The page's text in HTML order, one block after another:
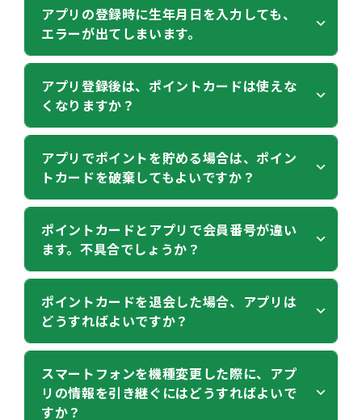
きず、大変申し訳ございませんがアプリの情報を引
き継ぐことができません。
お手数ですが、アプリに登録しているポイントカー
ドをご持参のうえ、お近くのザグザグ店舗へご来店
ください。アプリの再登録をさせていただきます。
要となります。
※貯めていただいたポイントを移行し、無料でポイ
ントカードを再発行いたします。ポイントカード再
発行後、再度アプリをインストールしていただき、
アプリの再登録を行ってください。
※お持ちのスマートフォンとポイントカードがあれ
ば、店頭レジにてアプリ登録を承ります。
※ポイントカードを破棄、紛失しているお客様は
アプリに登録しているポイントカードが手元にあり
ません。をご確認ください。
OSの確認方法
・iPhone
ホーム画面の［設定］→［一般］→［情報］を開
き、［バージョン］に表示されている数字をご確認
ください。
・Android
［設定］→［端末情報］を開き、［Androidバージ
ョン］に表示されている数字をご確認ください。
現在お使いいただいているポイントカードをアプリ
へ登録してください。
登録が完了するとアプリのホーム画面にバーコード
が表示され、ポイントカードとしてご使用いただけ
ます。
アプリへのポイントカード登録は、店頭のレジにて
承ります。
アプリに登録したいポイントカードをお持ちいただ
き、店頭スタッフへお声掛けください。
すでに利用されているポイントカードをお持ちのお
客様はご自身でもご登録いただけます。
スマートフォンにアプリをダウンロードし、アプリ
起動後に「会員情報の登録はこちら」をタップして
ください。
イントカード裏面のバーコードを読み取り、カード
入会時にご登録いただいた生年月日を入力して「生
アプリの登録時に生年月日を入力しても、
エラーが出てしまいます。
生年月日はポイントカードの登録情報と照合するた
め、ポイントカードの作成から期間が経過していな
い場合、エラーが発生してしまいます。
生年月日で登録できない場合は、ザグザグ店頭のレ
ジにて登録を承ります。
お手数ですが、お近くの店舗へお使いのスマートフ
ォンとアプリに登録したいポイントカードをお持ち
いただき、店頭スタッフへお声掛けください。
アプリ登録後は、ポイントカードは使えな
くなりますか？
アプリ登録後もポイントカードはお使いいただけま
す。
アプリとポイントカードの併用はできますが、同時
にレジでご使用いただくことはできません。
※キャッシュレス決済でのポイント付与やアプリ限
定クーポンは、アプリご利用時のみの特典です。
アプリでポイントを貯める場合は、ポイン
トカードを破棄してもよいですか？
アプリ登録後もポイントカードは破棄せず、引き続
きお持ちください。
ポイントカードには、会員番号が記載されていま
す。アプリに不具合が起きた際など、手続きに「ポ
イントカード本体」と「会員番号」が必要な場合が
ございます。お手元で大切に保管ください。
ポイントカードの破棄、または紛失や盗難が発生し
た場合は、ポイントの補償は承っておりません。申
ポイントカードとアプリで会員番号が違い
ます。不具合でしょうか？
正常にご使用いただけます。お持ちのポイントカー
ド現物に記載してある番号が「会員番号」です。
アプリのバーコードの数字は、お持ちのポイントカ
ードの13ケタの会員番号のうち、頭から3ケタ目と
最後の1ケタが異なります。 全ての番号が異なる場
合は、不具合の可能性がございますのでお問い合わ
ポイントカードを退会した場合、アプリは
どうすればよいですか？
ポイントカード退会し、会員でなくなった場合、ア
プリもご使用いただけなくなります。
スマートフォンを機種変更した際に、アプ
リの情報を引き継ぐにはどうすればよいで
すか？